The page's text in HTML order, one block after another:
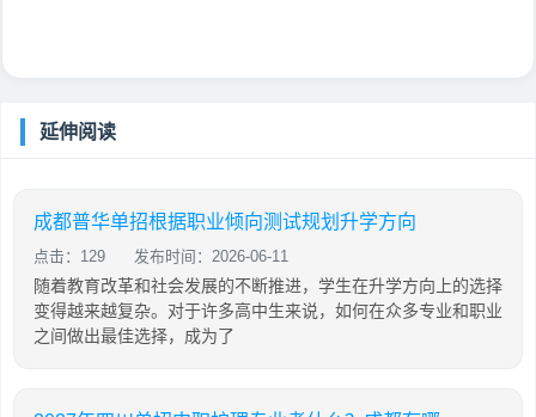
延伸阅读
成都普华单招根据职业倾向测试规划升学方向
点击：129 发布时间：2026-06-11
随着教育改革和社会发展的不断推进，学生在升学方向上的选择
变得越来越复杂。对于许多高中生来说，如何在众多专业和职业
之间做出最佳选择，成为了